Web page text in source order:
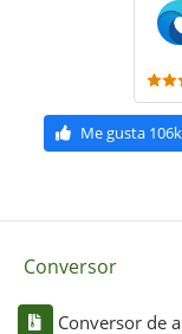
Me gusta106k
Conversor
Conversor de